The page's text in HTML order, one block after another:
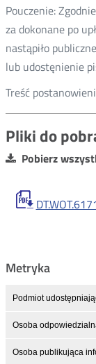
Pouczenie:
za dokonane po
nastąpiło
lub udostęnienie
Treść
Pliki do
Pobierz
Metryka
Podmiot
Osoba
Osoba publikująca